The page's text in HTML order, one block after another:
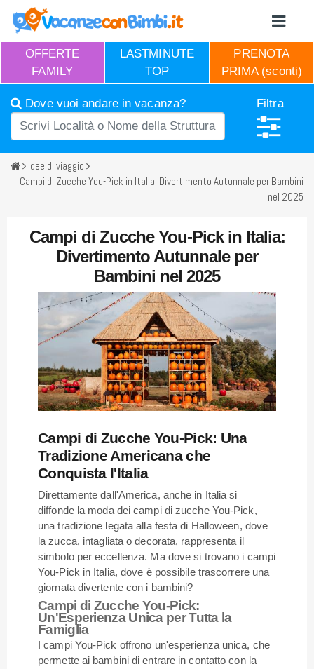
OFFERTE
FAMILY
LASTMINUTE
TOP
PRENOTA
PRIMA (sconti)
Dove vuoi andare in vacanza? Filtra
Idee di viaggio
Campi di Zucche You-Pick in Italia: Divertimento Autunnale per Bambini
nel 2025
Campi di Zucche You-Pick in Italia:
Divertimento Autunnale per
Bambini nel 2025
Campi di Zucche You-Pick: Una
Tradizione Americana che
Conquista l'Italia
Direttamente dall'America, anche in Italia si
diffonde la moda dei campi di zucche You-Pick,
una tradizione legata alla festa di Halloween, dove
la zucca, intagliata o decorata, rappresenta il
simbolo per eccellenza. Ma dove si trovano i campi
You-Pick in Italia, dove è possibile trascorrere una
giornata divertente con i bambini?
Campi di Zucche You-Pick:
Un'Esperienza Unica per Tutta la
Famiglia
I campi You-Pick offrono un'esperienza unica, che
permette ai bambini di entrare in contatto con la